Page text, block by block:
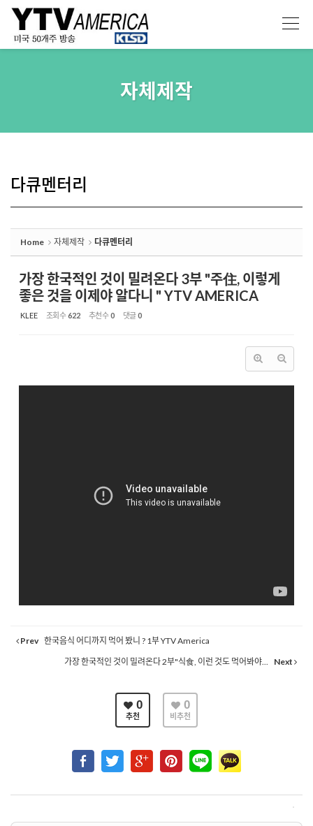
자체제작
다큐멘터리
Home 자체제작 다큐멘터리
가장 한국적인 것이 밀려온다 3부 "주住, 이렇게
좋은 것을 이제야 알다니 " YTV AMERICA
KLEE 조회 수622 추천 수0 댓글0
Prev 한국음식 어디까지 먹어 봤니 ? 1부 YTV America
가장 한국적인 것이 밀려온다 2부"식食, 이런 것도 먹어봐야...
Next
0
추천
0
비추천